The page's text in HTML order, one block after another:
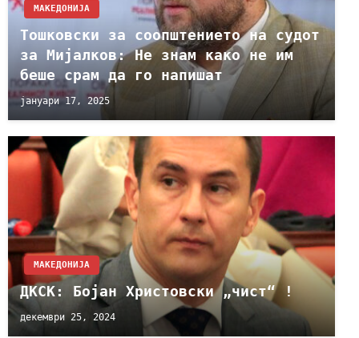
МАКЕДОНИЈА
Тошковски за соопштението на судот
за Мијалков: Не знам како не им
беше срам да го напишат
јануари 17, 2025
МАКЕДОНИЈА
ДКСК: Бојан Христовски „чист“ !
декември 25, 2024